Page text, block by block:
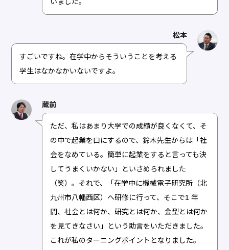
いました。
松本
すごいですね。在学中からそういうことを考える
学生はなかなかいないですよ。
蔵前
ただ、私はあまり大学での成績が良くなくて、そ
の中で起業を口にするので、鈴木先生からは「社
会をなめている。簡単に起業をすると言っても決
してうまくいかない」といさめられました
（笑）。それで、「在学中に機械電子研究所（北
九州市八幡西区）へ研修に行って、そこで1 年
間、社会とは何か、研究とは何か、金型とは何か
を見てきなさい」という助言をいただきました。
これが私のターニングポイントとなりました。